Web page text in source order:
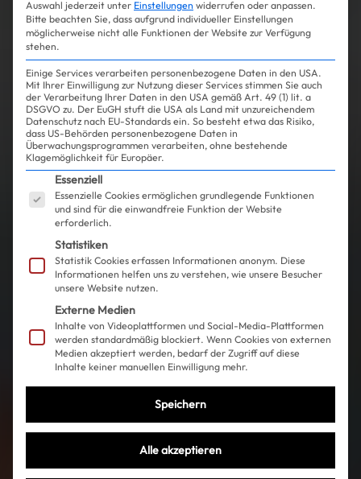
Auswahl jederzeit unter Einstellungen widerrufen oder anpassen.
Bitte beachten Sie, dass aufgrund individueller Einstellungen
möglicherweise nicht alle Funktionen der Website zur Verfügung
stehen.
Einige Services verarbeiten personenbezogene Daten in den USA.
Mit Ihrer Einwilligung zur Nutzung dieser Services stimmen Sie auch
der Verarbeitung Ihrer Daten in den USA gemäß Art. 49 (1) lit. a
DSGVO zu. Der EuGH stuft die USA als Land mit unzureichendem
Datenschutz nach EU-Standards ein. So besteht etwa das Risiko,
dass US-Behörden personenbezogene Daten in
Überwachungsprogrammen verarbeiten, ohne bestehende
Klagemöglichkeit für Europäer.
Es folgt eine Liste der Service-Gruppen, für die
Essenziell
Essenzielle Cookies ermöglichen grundlegende Funktionen
und sind für die einwandfreie Funktion der Website
erforderlich.
Statistiken
Statistik Cookies erfassen Informationen anonym. Diese
Informationen helfen uns zu verstehen, wie unsere Besucher
unsere Website nutzen.
Externe Medien
Inhalte von Videoplattformen und Social-Media-Plattformen
werden standardmäßig blockiert. Wenn Cookies von externen
Medien akzeptiert werden, bedarf der Zugriff auf diese
Inhalte keiner manuellen Einwilligung mehr.
Speichern
Alle akzeptieren